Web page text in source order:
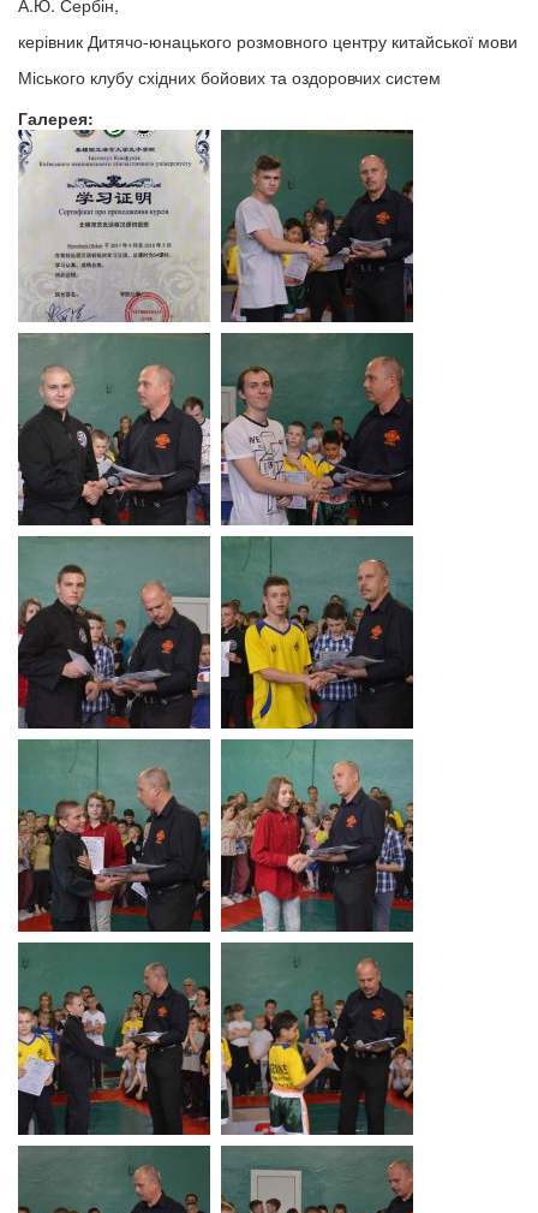
керівник Дитячо-юнацького розмовного центру китайської мови
Міського клубу східних бойових та оздоровчих систем
Галерея: